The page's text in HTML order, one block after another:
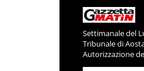
Settimanale del
Tribunale di
Autorizzazione